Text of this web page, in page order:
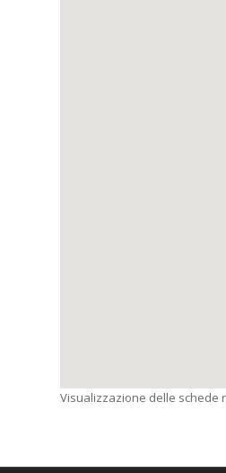
Visualizzazione delle schede